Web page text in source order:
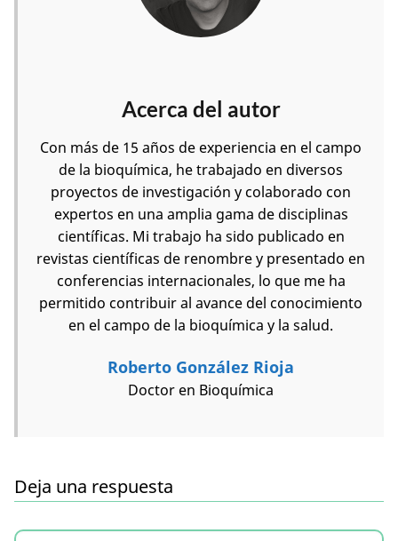
Acerca del autor
Con más de 15 años de experiencia en el campo
de la bioquímica, he trabajado en diversos
proyectos de investigación y colaborado con
expertos en una amplia gama de disciplinas
científicas. Mi trabajo ha sido publicado en
revistas científicas de renombre y presentado en
conferencias internacionales, lo que me ha
permitido contribuir al avance del conocimiento
en el campo de la bioquímica y la salud.
Roberto González Rioja
Doctor en Bioquímica
Deja una respuesta